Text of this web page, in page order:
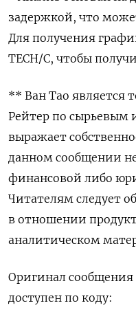
задержкой, что
Для получения
TECH/C, чтобы
** Ван Тао является
Рейтер по сырьевым
выражает
данном сообщении
финансовой либо
Читателям следует
в отношении
аналитическом
Оригинал
доступен по коду: